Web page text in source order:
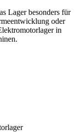
Lager besonders für
oder
in